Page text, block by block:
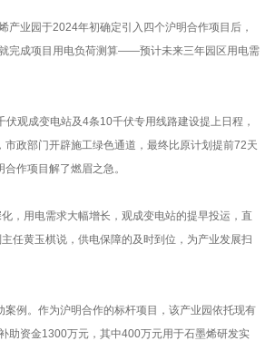
业园于2024年初确定引入四个沪明合作项目后，
完成项目用电负荷测算——预计未来三年园区用电需
观成变电站及4条10千伏专用线路建设提上日程，
政部门开辟施工绿色通道，最终比原计划提前72天
作项目解了燃眉之急。
用电需求大幅增长，观成变电站的提早投运，直
任黄玉棋说，供电保障的及时到位，为产业发展扫
例。作为沪明合作的标杆项目，该产业园依托现有
助资金1300万元，其中400万元用于石墨烯研发实